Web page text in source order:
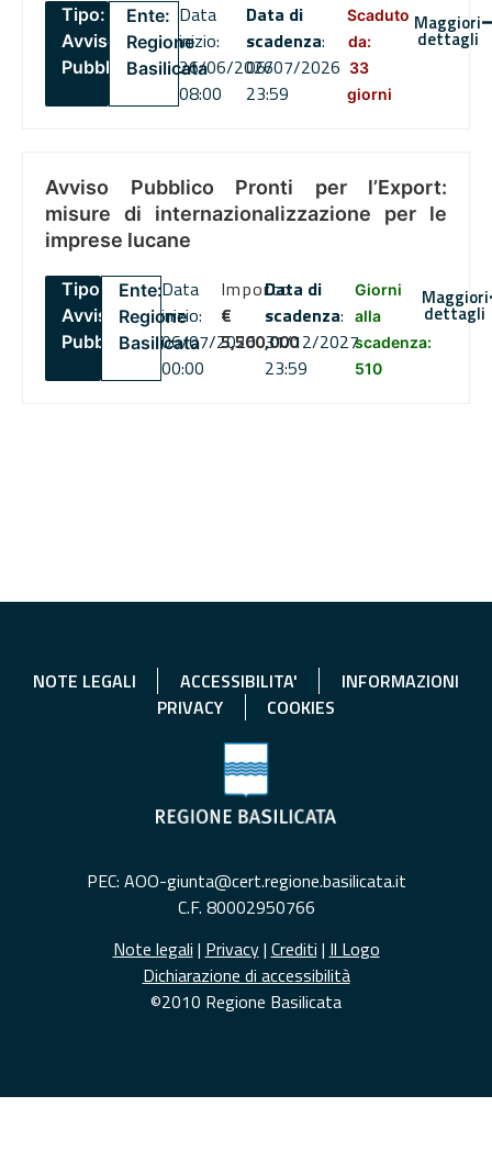
Tipo:
Avviso
Pubblico
Ente:
Regione
Basilicata
Data
inizio:
26/06/2026
08:00
Data di
scadenza:
06/07/2026
23:59
Scaduto
da:
33
giorni
Maggiori
dettagli
Avviso Pubblico Pronti per l’Export:
misure di internazionalizzazione per le
imprese lucane
Tipo:
Avviso
Pubblico
Ente:
Regione
Basilicata
Data
inizio:
06/07/2026
00:00
Importo
€
5,500,000
Data di
scadenza:
31/12/2027
23:59
Giorni
alla
scadenza:
510
Maggiori
dettagli
NOTE LEGALI ACCESSIBILITA'
INFORMAZIONI
PRIVACY
COOKIES
PEC: AOO-giunta@cert.regione.basilicata.it
C.F. 80002950766
Note legali | Privacy| Crediti | Il Logo
Dichiarazione di accessibilità
©2010 Regione Basilicata